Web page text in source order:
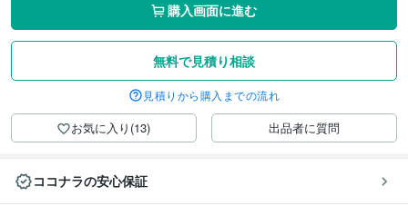
購入画面に進む
無料で見積り相談
見積りから購入までの流れ
お気に入り(13) 出品者に質問
ココナラの安心保証